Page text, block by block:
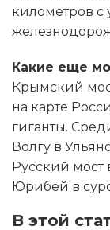
километров с
Какие еще
Крымский
на карте
гиганты.
Волгу в
Русский мост
Юрибей в
В этой